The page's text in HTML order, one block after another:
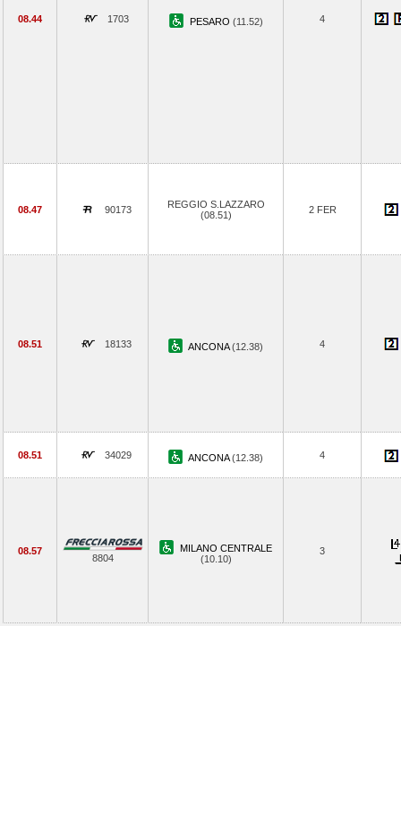
08.44 1703 PESARO (11.52) 4
08.47 90173
REGGIO S.LAZZARO
(08.51)
2 FER
08.51 18133 ANCONA(12.38) 4
08.51 34029 ANCONA(12.38) 4
08.57
8804
MILANO CENTRALE
(10.10)
3